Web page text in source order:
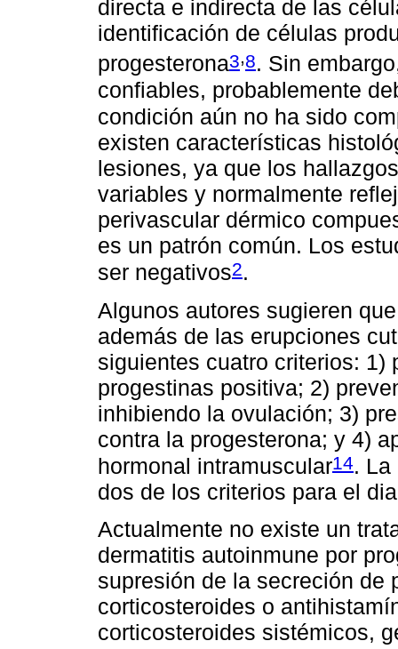
directa e indirecta de las
identificación de células
progesterona3,8. Sin
confiables, probablemente
condición aún no ha sido
existen características
lesiones, ya que los
variables y normalmente
perivascular dérmico
es un patrón común. Los
ser negativos2.
Algunos autores sugieren
además de las erupciones
siguientes cuatro criterios: 1)
progestinas positiva; 2)
inhibiendo la ovulación; 3)
contra la progesterona; y 4)
hormonal intramuscular14. La
dos de los criterios para el
Actualmente no existe un
dermatitis autoinmune por
supresión de la secreción de
corticosteroides o
corticosteroides sistémicos,